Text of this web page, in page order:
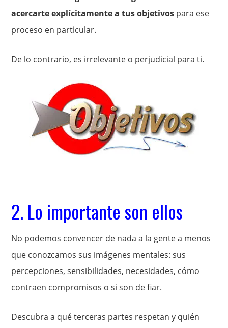
acercarte explícitamente a tus objetivos para ese
proceso en particular.
De lo contrario, es irrelevante o perjudicial para ti.
2. Lo importante son ellos
No podemos convencer de nada a la gente a menos
que conozcamos sus imágenes mentales: sus
percepciones, sensibilidades, necesidades, cómo
contraen compromisos o si son de fiar.
Descubra a qué terceras partes respetan y quién